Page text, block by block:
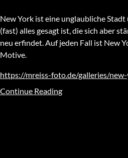
New York ist eine unglaubliche
(fast) alles gesagt ist, die sich aber
neu erfindet. Auf jeden Fall ist New
Motive.
https://mreiss-foto.de/galleries/
Continue Reading